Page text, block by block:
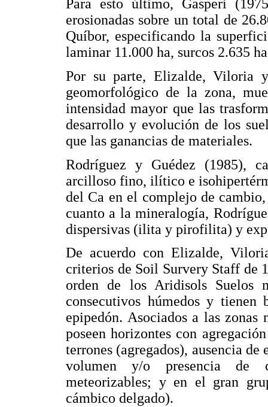
Para esto último, Gasperi
erosionadas sobre un total de
Quíbor, especificando la
laminar 11.000 ha, surcos 2.635
Por su parte, Elizalde, Viloria
geomorfológico de la zona,
intensidad mayor que las
desarrollo y evolución de los
que las ganancias de materiales.
Rodríguez y Guédez (1985),
arcilloso fino, ilítico e
del Ca en el complejo de
cuanto a la mineralogía,
dispersivas (ilita y pirofilita) y
De acuerdo con Elizalde,
criterios de Soil Survery Staff de
orden de los Aridisols Suelos
consecutivos húmedos y
epipedón. Asociados a las
poseen horizontes con
terrones (agregados), ausencia
volumen y/o presencia de
meteorizables; y en el gran
cámbico delgado).